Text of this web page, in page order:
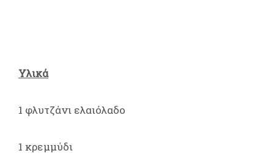
Υλικά
1 φλυτζάνι ελαιόλαδο
1 κρεμμύδι